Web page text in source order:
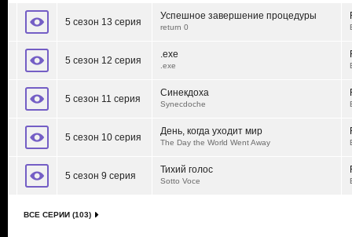
5 сезон 13 серия
Успешное завершение процедуры
return 0
5 сезон 12 серия
.exe
.exe
5 сезон 11 серия
Синекдоха
Synecdoche
5 сезон 10 серия
День, когда уходит мир
The Day the World Went Away
5 сезон 9 серия
Тихий голос
Sotto Voce
ВСЕ СЕРИИ (103)